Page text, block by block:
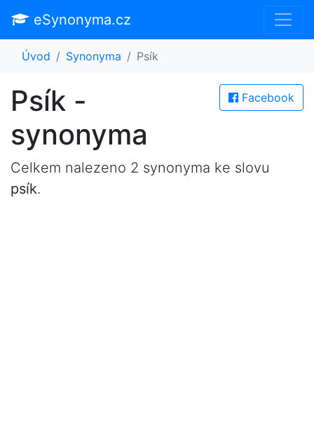
eSynonyma.cz
Úvod Synonyma Psík
Facebook
Psík -
synonyma
Celkem nalezeno 2 synonyma ke slovu
psík.